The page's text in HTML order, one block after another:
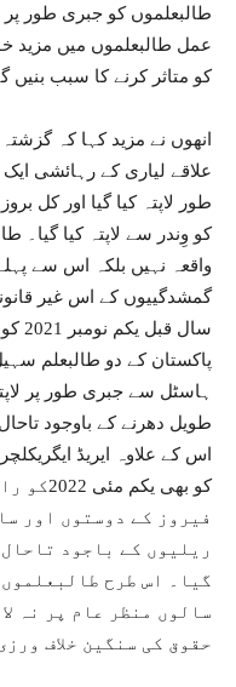
طالبعلموں کو جبری طور پر
عمل طالبعلموں میں مزید
کو متاثر کرنے کا سبب بنیں
علاقے لیاری کے رہائشی
طور لاپتہ کیا گیا اور کل
کو وِندر سے لاپتہ کیا گیا۔
واقعہ نہیں بلکہ اس سے
گمشدگییوں کے اس غیر
سال
پاکستان کے دو طالبعلم
ہاسٹل سے جبری طور پر
طویل دھرنے کے باوجود
اس کے علاوہ ایریڈ
کو بھی
فیروز کے دوستوں اور
ریلیوں کے باجود
گیا۔ اس طرح طالبعلموں
سالوں منظر عام پر نہ
حقوق کی سنگین خلاف